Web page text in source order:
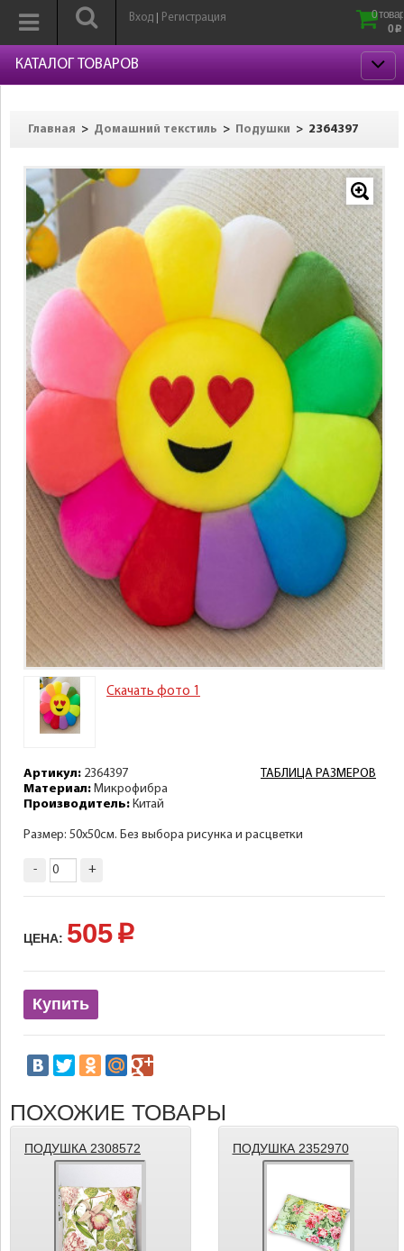
Вход Регистрация
0
0 p
КАТАЛОГ ТОВАРОВ
Главная > Домашний текстиль > Подушки > 2364397
Скачать фото 1
ТАБЛИЦА РАЗМЕРОВ
Артикул: 2364397
Материал: Микрофибра
Производитель: Китай
Размер: 50х50см. Без выбора рисунка и расцветки
- +
ЦЕНА: 505 p
Купить
ПОХОЖИЕ ТОВАРЫ
ПОДУШКА 2308572 ПОДУШКА 2352970